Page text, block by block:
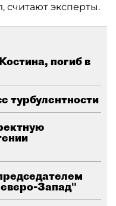
эксперты.
погиб в
турбулентности
Запад"